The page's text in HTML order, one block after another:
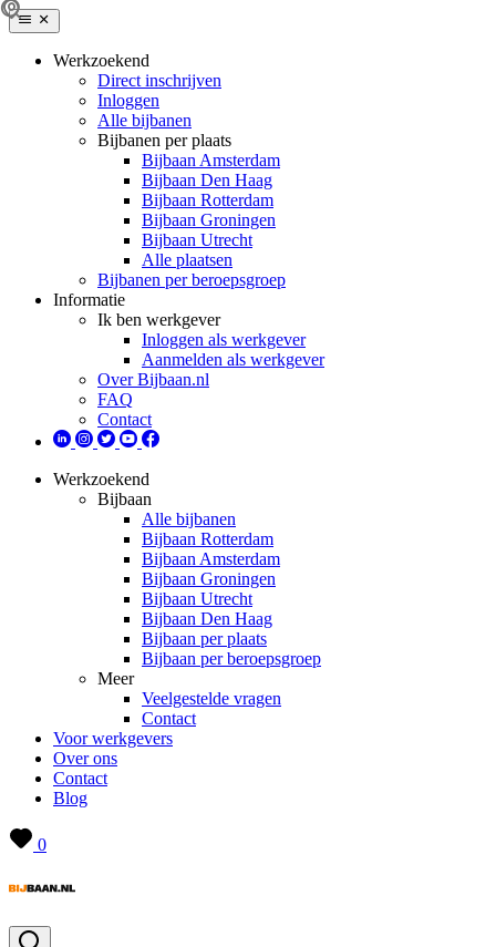
Werkzoekend
Direct inschrijven
Inloggen
Alle bijbanen
Bijbanen per plaats
Bijbaan Amsterdam
Bijbaan Den Haag
Bijbaan Rotterdam
Bijbaan Groningen
Bijbaan Utrecht
Alle plaatsen
Bijbanen per beroepsgroep
Informatie
Ik ben werkgever
Inloggen als werkgever
Aanmelden als werkgever
Over Bijbaan.nl
FAQ
Contact
Werkzoekend
Bijbaan
Alle bijbanen
Bijbaan Rotterdam
Bijbaan Amsterdam
Bijbaan Groningen
Bijbaan Utrecht
Bijbaan Den Haag
Bijbaan per plaats
Bijbaan per beroepsgroep
Meer
Veelgestelde vragen
Contact
Voor werkgevers
Over ons
Contact
Blog
0